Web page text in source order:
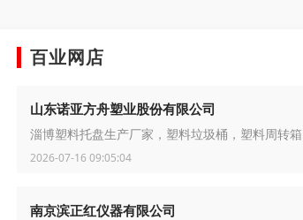
百业网店
山东诺亚方舟塑业股份有限公司
淄博塑料托盘生产厂家，塑料垃圾桶，塑料周转箱
2026-07-16 09:05:04
南京滨正红仪器有限公司